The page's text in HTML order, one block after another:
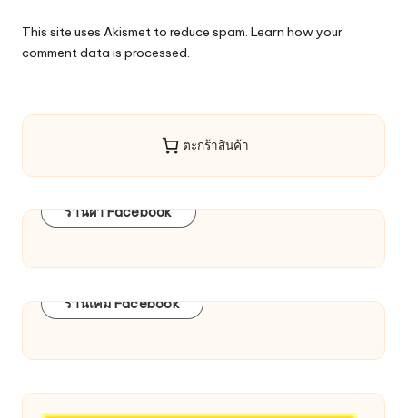
This site uses Akismet to reduce spam. Learn how your
comment data is processed.
ตะกร้าสินค้า
ร้านผ้า Facebook
ร้านเคมี Facebook